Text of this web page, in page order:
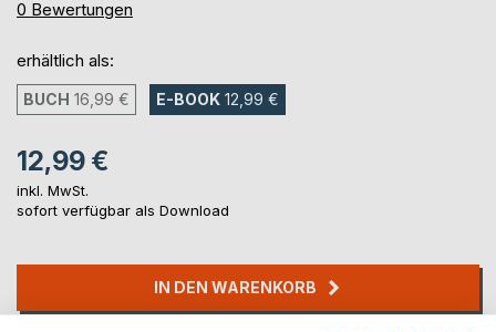
0%
0 Bewertungen
erhältlich als:
BUCH 16,99 € E-BOOK 12,99 €
12,99 €
inkl. MwSt.
sofort verfügbar als Download
IN DEN WARENKORB